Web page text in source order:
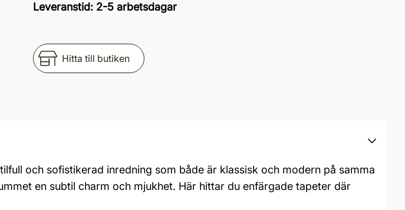
Leveranstid: 2-5 arbetsdagar
Hitta till butiken
och sofistikerad inredning som både är klassisk och modern på samma
en subtil charm och mjukhet. Här hittar du enfärgade tapeter där